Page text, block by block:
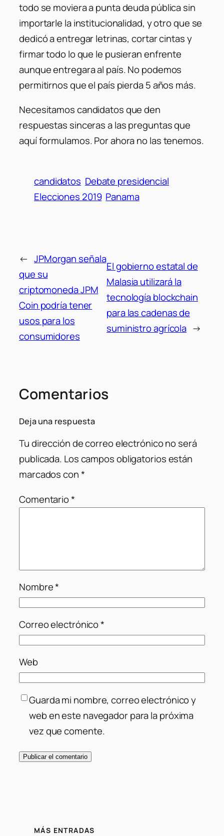
todo se moviera a punta deuda pública sin
importarle la institucionalidad, y otro que se
dedicó a entregar letrinas, cortar cintas y
firmar todo lo que le pusieran enfrente
aunque entregara al país. No podemos
permitirnos que el país pierda 5 años más.
Necesitamos candidatos que den
respuestas sinceras a las preguntas que
aquí formulamos. Por ahora no las tenemos.
candidatos Debate presidencial
Elecciones 2019 Panama
← JPMorgan señala
que su
criptomoneda JPM
Coin podría tener
usos para los
consumidores
El gobierno estatal de
Malasia utilizará la
tecnología blockchain
para las cadenas de
suministro agrícola →
Comentarios
Deja una respuesta
Tu dirección de correo electrónico no será
publicada. Los campos obligatorios están
marcados con*
Comentario*
Nombre*
Correo electrónico*
Web
Guarda mi nombre, correo electrónico y
web en este navegador para la próxima
vez que comente.
MÁS ENTRADAS